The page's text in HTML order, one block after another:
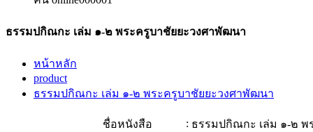
ธรรมปกิณกะ เล่ม ๑-๒ พระครูบาชัยยะวงศาพัฒนา
หน้าหลัก
product
ธรรมปกิณกะ เล่ม ๑-๒ พระครูบาชัยยะวงศาพัฒนา
ชื่อหนังสือ : ธรรมปกิณกะ เล่ม ๑-๒